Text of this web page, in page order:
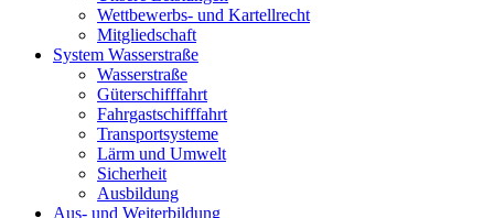
Wettbewerbs- und Kartellrecht
Mitgliedschaft
System Wasserstraße
Wasserstraße
Güterschifffahrt
Fahrgastschifffahrt
Transportsysteme
Lärm und Umwelt
Sicherheit
Ausbildung
Aus- und Weiterbildung